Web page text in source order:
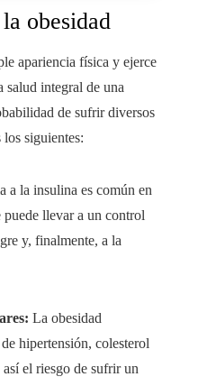
obesidad
apariencia física y ejerce
integral de una
de sufrir diversos
siguientes:
a la insulina es común en
puede llevar a un control
y, finalmente, a la
La obesidad
hipertensión, colesterol
el riesgo de sufrir un